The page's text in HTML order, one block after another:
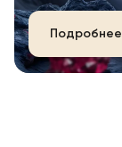
Подробнее